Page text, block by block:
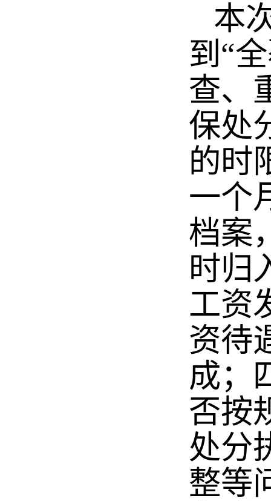
本
到“
查、
保处
的时
一个
档案
时归
工资
资待
成；
否按
处分
整等